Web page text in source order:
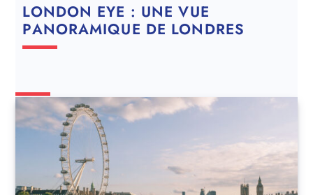
LONDON EYE : UNE VUE
PANORAMIQUE DE LONDRES